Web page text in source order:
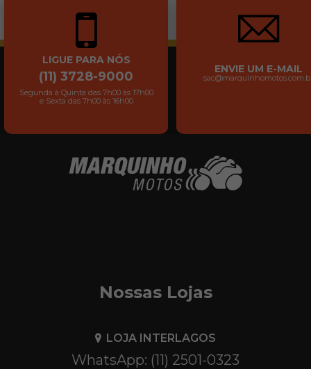
LIGUE PARA NÓS
(11) 3728-9000
Segunda à Quinta das 7h00 às 17h00
e Sexta das 7h00 às 16h00
ENVIE UM E-MAIL
Nossas Lojas
LOJA INTERLAGOS
WhatsApp: (11) 2501-0323